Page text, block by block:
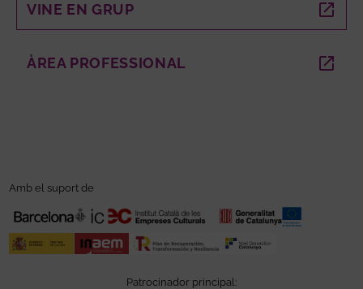
VINE EN GRUP
ÀREA PROFESSIONAL ABRE EN NUEVA VENTANA
Amb el suport de
Patrocinador principal: